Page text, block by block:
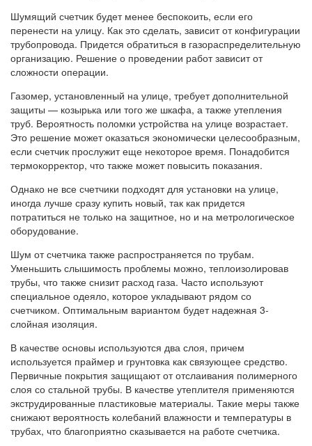
Шумящий счетчик будет менее беспокоить, если его
перенести на улицу. Как это сделать, зависит от конфигурации
трубопровода. Придется обратиться в газораспределительную
организацию. Решение о проведении работ зависит от
сложности операции.
Газомер, установленный на улице, требует дополнительной
защиты — козырька или того же шкафа, а также утепления
труб. Вероятность поломки устройства на улице возрастает.
Это решение может оказаться экономически целесообразным,
если счетчик прослужит еще некоторое время. Понадобится
термокорректор, что также может повысить показания.
Однако не все счетчики подходят для установки на улице,
иногда лучше сразу купить новый, так как придется
потратиться не только на защитное, но и на метрологическое
оборудование.
Шум от счетчика также распространяется по трубам.
Уменьшить слышимость проблемы можно, теплоизолировав
трубы, что также снизит расход газа. Часто используют
специальное одеяло, которое укладывают рядом со
счетчиком. Оптимальным вариантом будет надежная 3-
слойная изоляция.
В качестве основы используются два слоя, причем
используется праймер и грунтовка как связующее средство.
Первичные покрытия защищают от отслаивания полимерного
слоя со стальной трубы. В качестве утеплителя применяются
экструдированные пластиковые материалы. Такие меры также
снижают вероятность колебаний влажности и температуры в
трубах, что благоприятно сказывается на работе счетчика.